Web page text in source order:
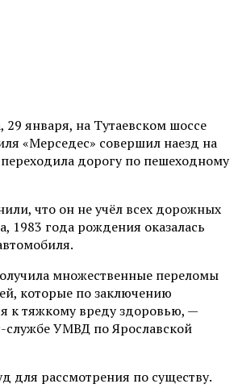
29 января, на Тутаевском шоссе
«Мерседес» совершил наезд на
дорогу по пешеходному
что он не учёл всех дорожных
1983 года рождения оказалась
множественные переломы
которые по заключению
к тяжкому вреду здоровью, —
службе УМВД по Ярославской
для рассмотрения по существу.